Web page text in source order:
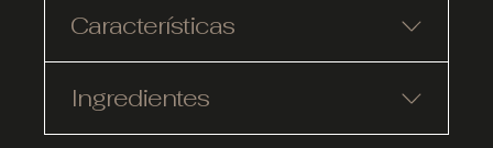
Características
Ingredientes